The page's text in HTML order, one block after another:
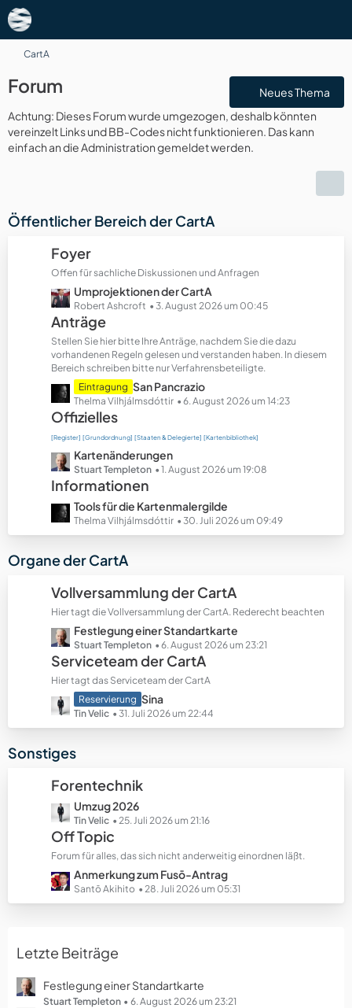
CartA
Forum
Neues Thema
Achtung: Dieses Forum wurde umgezogen, deshalb könnten
vereinzelt Links und BB-Codes nicht funktionieren. Das kann
einfach an die Administration gemeldet werden.
Öffentlicher Bereich der CartA
Foyer
Offen für sachliche Diskussionen und Anfragen
L
e
t
z
t
e
B
e
i
t
ä
g
e
Umprojektionen der CartA
Robert Ashcroft 3. August 2026 um 00:45
Anträge
Stellen Sie hier bitte Ihre Anträge, nachdem Sie die dazu
vorhandenen Regeln gelesen und verstanden haben. In diesem
Bereich schreiben bitte nur Verfahrensbeteiligte.
L
e
t
z
t
e
B
ä
e
Eintragung San Pancrazio
Thelma Vilhjálmsdóttir 6. August 2026 um 14:23
Offizielles
[Register] [Grundordnung] [Staaten & Delegierte] [Kartenbibliothek]
L
e
z
e
e
t
r
ä
g
e
Kartenänderungen
Stuart Templeton 1. August 2026 um 19:08
Informationen
L
e
t
t
e
B
e
i
t
r
ä
g
e
Tools für die Kartenmalergilde
Thelma Vilhjálmsdóttir 30. Juli 2026 um 09:49
Organe der CartA
Vollversammlung der CartA
Hier tagt die Vollversammlung der CartA. Rederecht beachten
L
e
t
z
t
e
B
i
r
ä
g
e
Festlegung einer Standartkarte
Stuart Templeton 6. August 2026 um 23:21
Serviceteam der CartA
Hier tagt das Serviceteam der CartA
L
e
t
t
e
B
e
i
t
r
ä
g
e
Reservierung Sina
Tin Velic 31. Juli 2026 um 22:44
Sonstiges
Forentechnik
L
e
t
z
t
e
B
t
r
g
Umzug 2026
Tin Velic 25. Juli 2026 um 21:16
Off Topic
Forum für alles, das sich nicht anderweitig einordnen läßt.
L
e
t
e
e
i
Anmerkung zum Fusō-Antrag
Santō Akihito 28. Juli 2026 um 05:31
Letzte Beiträge
Festlegung einer Standartkarte
Stuart Templeton 6. August 2026 um 23:21